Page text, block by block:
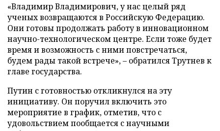
«Владимир Владимирович, у нас целый ряд
ученых возвращаются в Российскую Федерацию.
Они готовы продолжать работу в инновационном
научно-технологическом центре. Если тоже будет
время и возможность с ними повстречаться,
будем рады такой встрече», – обратился Трутнев к
главе государства.
Путин с готовностью откликнулся на эту
инициативу. Он поручил включить это
мероприятие в график, отметив, что с
удовольствием пообщается с научными